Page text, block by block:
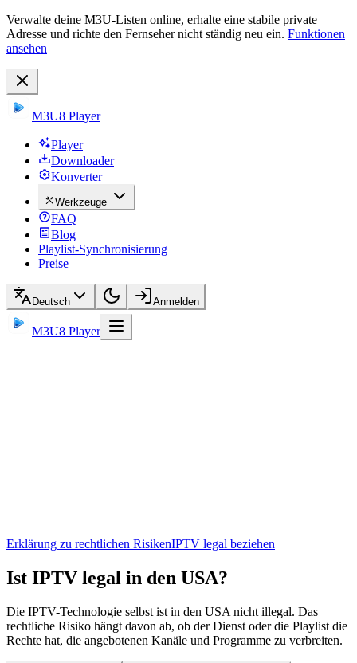
Verwalte deine M3U-Listen online, erhalte eine stabile private
Adresse und richte den Fernseher nicht ständig neu ein. Funktionen
ansehen
M3U8 Player
Player
Downloader
Konverter
Werkzeuge
FAQ
Blog
Playlist-Synchronisierung
Preise
Deutsch Anmelden
M3U8 Player
Erklärung zu rechtlichen RisikenIPTV legal beziehen
Ist IPTV legal in den USA?
Die IPTV-Technologie selbst ist in den USA nicht illegal. Das
rechtliche Risiko hängt davon ab, ob der Dienst oder die Playlist die
Rechte hat, die angebotenen Kanäle und Programme zu verbreiten.